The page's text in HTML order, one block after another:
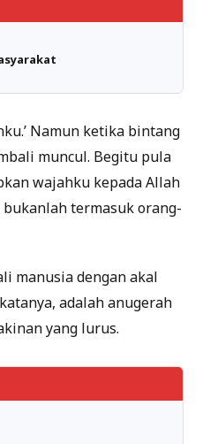
Namun ketika bintang
muncul. Begitu pula
wajahku kepada Allah
termasuk orang-
manusia dengan akal
adalah anugerah
yang lurus.